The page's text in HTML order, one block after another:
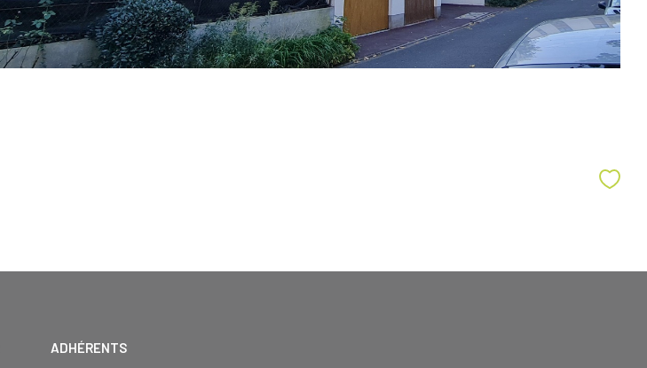
ADHÉRENTS